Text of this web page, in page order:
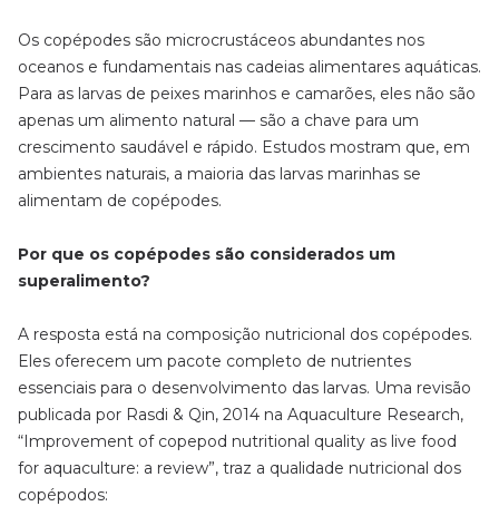
Os copépodes são microcrustáceos abundantes nos
oceanos e fundamentais nas cadeias alimentares aquáticas.
Para as larvas de peixes marinhos e camarões, eles não são
apenas um alimento natural — são a chave para um
crescimento saudável e rápido. Estudos mostram que, em
ambientes naturais, a maioria das larvas marinhas se
alimentam de copépodes.
Por que os copépodes são considerados um
superalimento?
A resposta está na composição nutricional dos copépodes.
Eles oferecem um pacote completo de nutrientes
essenciais para o desenvolvimento das larvas. Uma revisão
publicada por Rasdi & Qin, 2014 na Aquaculture Research,
“Improvement of copepod nutritional quality as live food
for aquaculture: a review”, traz a qualidade nutricional dos
copépodos: